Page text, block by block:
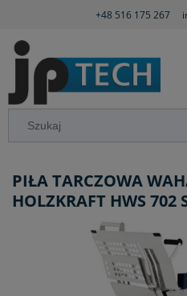
+48 516 175 267
PIŁA TARCZOWA
HOLZKRAFT HWS 702